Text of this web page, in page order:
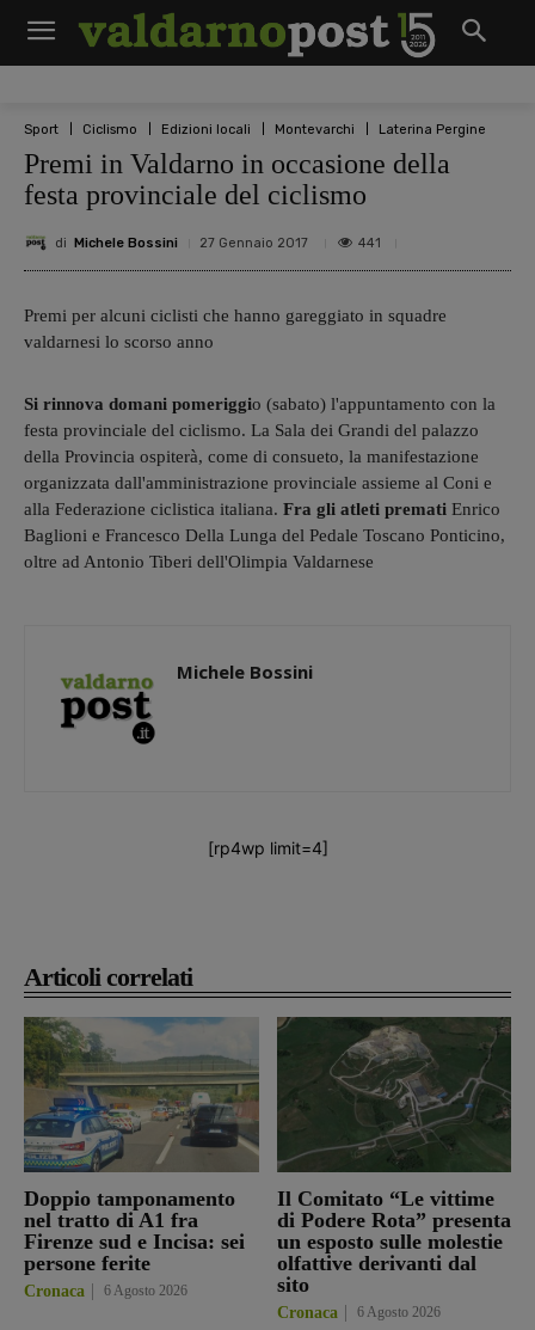
Sport Ciclismo Edizioni locali Montevarchi Laterina Pergine
Premi in Valdarno in occasione della
festa provinciale del ciclismo
di Michele Bossini 27 Gennaio 2017 441
Articoli correlati
Doppio tamponamento
nel tratto di A1 fra
Firenze sud e Incisa: sei
persone ferite
Cronaca 6 Agosto 2026
Il Comitato “Le vittime
di Podere Rota” presenta
un esposto sulle molestie
olfattive derivanti dal
sito
Cronaca 6 Agosto 2026
Premi per alcuni ciclisti che hanno gareggiato in squadre
valdarnesi lo scorso anno
Si rinnova domani pomeriggio (sabato) l'appuntamento con la
festa provinciale del ciclismo. La Sala dei Grandi del palazzo
della Provincia ospiterà, come di consueto, la manifestazione
organizzata dall'amministrazione provinciale assieme al Coni e
alla Federazione ciclistica italiana. Fra gli atleti premati Enrico
Baglioni e Francesco Della Lunga del Pedale Toscano Ponticino,
oltre ad Antonio Tiberi dell'Olimpia Valdarnese
Michele Bossini
[rp4wp limit=4]